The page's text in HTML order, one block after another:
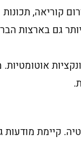
קוריאה, תכונות
גם בארצות
קיימת מודעות